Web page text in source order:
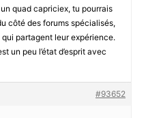
quad capriciex, tu pourrais
côté des forums spécialisés,
qui partagent leur expérience.
un peu l’état d’esprit avec
#93652